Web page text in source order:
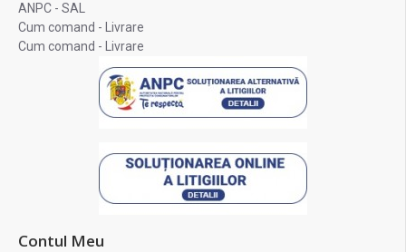
ANPC - SAL
Cum comand - Livrare
Cum comand - Livrare
Contul Meu